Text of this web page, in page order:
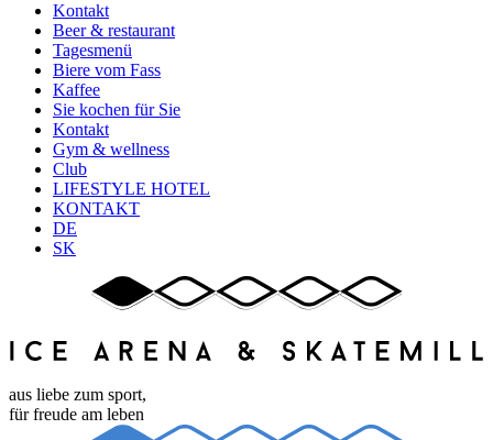
Kontakt
Beer & restaurant
Tagesmenü
Biere vom Fass
Kaffee
Sie kochen für Sie
Kontakt
Gym & wellness
Club
LIFESTYLE HOTEL
KONTAKT
DE
SK
aus liebe zum sport,
für freude am leben